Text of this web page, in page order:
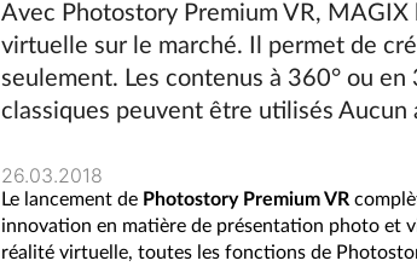
Avec Photostory Premium VR,
virtuelle sur le marché. Il permet de
seulement. Les contenus à 360° ou
classiques peuvent être utilisés
26.03.2018
Le lancement de Photostory Premium VR
innovation en matière de présentation photo et
réalité virtuelle, toutes les fonctions de